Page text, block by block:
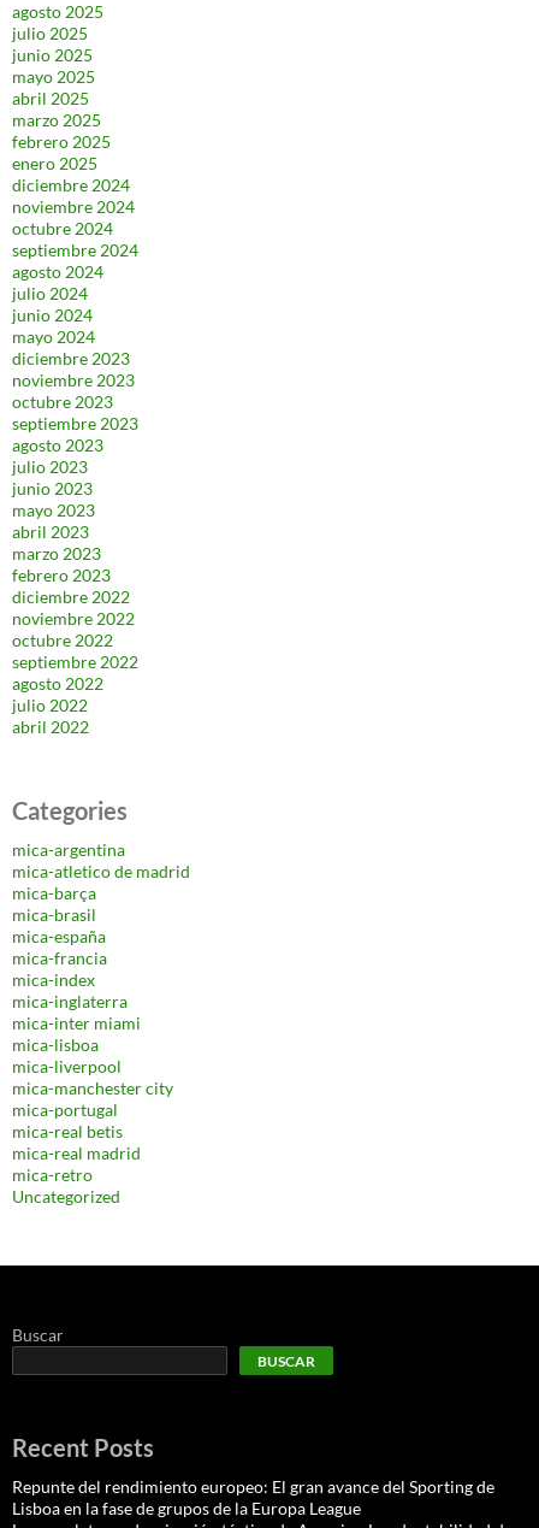
agosto 2025
julio 2025
junio 2025
mayo 2025
abril 2025
marzo 2025
febrero 2025
enero 2025
diciembre 2024
noviembre 2024
octubre 2024
septiembre 2024
agosto 2024
julio 2024
junio 2024
mayo 2024
diciembre 2023
noviembre 2023
octubre 2023
septiembre 2023
agosto 2023
julio 2023
junio 2023
mayo 2023
abril 2023
marzo 2023
febrero 2023
diciembre 2022
noviembre 2022
octubre 2022
septiembre 2022
agosto 2022
julio 2022
abril 2022
Categories
mica-argentina
mica-atletico de madrid
mica-barça
mica-brasil
mica-españa
mica-francia
mica-index
mica-inglaterra
mica-inter miami
mica-lisboa
mica-liverpool
mica-manchester city
mica-portugal
mica-real betis
mica-real madrid
mica-retro
Uncategorized
Buscar
BUSCAR
Recent Posts
Repunte del rendimiento europeo: El gran avance del Sporting de
Lisboa en la fase de grupos de la Europa League